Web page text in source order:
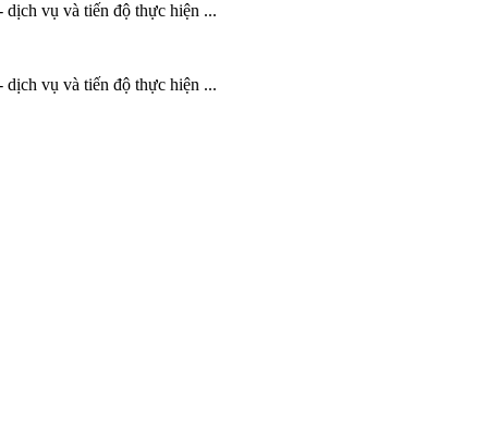
dịch vụ và tiến độ thực hiện ...
dịch vụ và tiến độ thực hiện ...